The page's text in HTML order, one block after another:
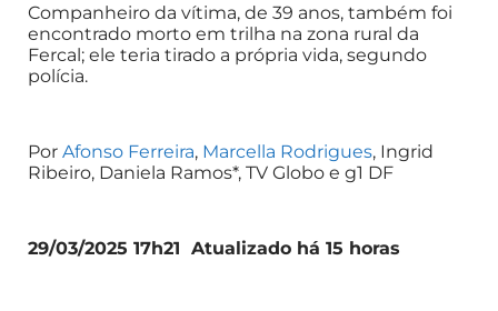
Companheiro da vítima, de 39 anos, também foi
encontrado morto em trilha na zona rural da
Fercal; ele teria tirado a própria vida, segundo
polícia.
Por Afonso Ferreira, Marcella Rodrigues, Ingrid
Ribeiro, Daniela Ramos*, TV Globo e g1 DF
29/03/2025 17h21 Atualizado há 15 horas